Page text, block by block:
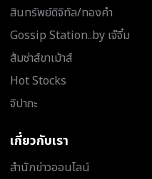
สินทรัพย์ดิจิทัล/ทองคำ
Gossip Station..by เจ๊จิ๋ม
ส้มซ่าส์ขาเม้าส์
Hot Stocks
จิปาถะ
เกี่ยวกับเรา
สำนักข่าวออนไลน์